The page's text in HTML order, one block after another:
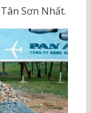
Sơn Nhất.